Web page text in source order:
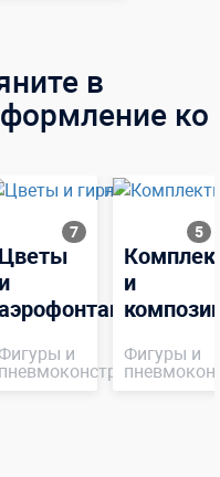
в
ко
7
Цветы
и
и
пневмоконструкции
5
и
Фигуры и